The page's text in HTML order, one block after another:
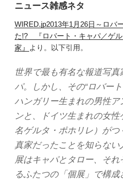
ニュース雑感ネタ
WIRED.jp2013年1月26日～ロバ
た!? 『ロバート・キャパ／ゲ
家』
より。以下引用。
世界で最も有名な報道写
パ。しかし、その“ロバート
ハンガリー生まれの男性
ンと、ドイツ生まれの女
名ゲルタ・ポホリレ）が
真家だったことを知らな
展はキャパとタロー、そ
るふたつの「個展」で構